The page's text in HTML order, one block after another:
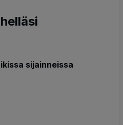
sijainneissa